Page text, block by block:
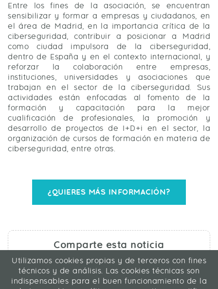
Entre los fines de la asociación, se encuentran
sensibilizar y formar a empresas y ciudadanos, en
el área de Madrid, en la importancia crítica de la
ciberseguridad, contribuir a posicionar a Madrid
como ciudad impulsora de la ciberseguridad,
dentro de España y en el contexto internacional, y
reforzar la colaboración entre empresas,
instituciones, universidades y asociaciones que
trabajan en el sector de la ciberseguridad. Sus
actividades están enfocadas al fomento de la
formación y capacitación para la mejor
cualificación de profesionales, la promoción y
desarrollo de proyectos de I+D+i en el sector, la
organización de cursos de formación en materia de
ciberseguridad, entre otras.
¿QUIERES MÁS INFORMACIÓN?
Comparte esta noticia
Utilizamos cookies propias y de terceros con fines
técnicos y de análisis. Las cookies técnicas son
indispensables para el buen funcionamiento de la